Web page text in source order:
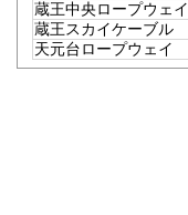
蔵王中央ロープウェイ
蔵王スカイケーブル
天元台ロープウェイ